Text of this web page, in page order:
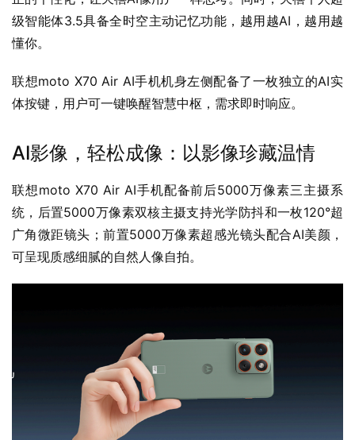
级智能体3.5具备全时空主动记忆功能，越用越AI，越用越
懂你。
联想moto X70 Air AI手机机身左侧配备了一枚独立的AI实
体按键，用户可一键唤醒智慧中枢，需求即时响应。
AI影像，轻松成像：以影像珍藏温情
联想moto X70 Air AI手机配备前后5000万像素三主摄系
统，后置5000万像素双核主摄支持光学防抖和一枚120°超
广角微距镜头；前置5000万像素超感光镜头配合AI美颜，
可呈现质感细腻的自然人像自拍。